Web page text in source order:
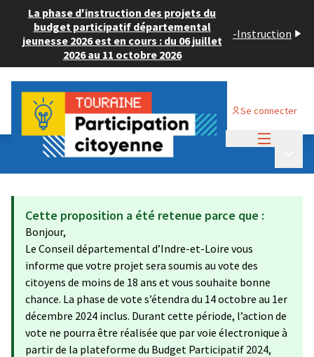
La phase d'instruction des projets du
budget participatif départemental
jeunesse 2026 est en cours : du 06 juillet
2026 au 11 octobre 2026
-Instruction
Se connecter
Budget Participatif JEUNESSE 2024
💡 Consulter les projets déposés
Cette proposition a été retenue parce que :
Bonjour,
Le Conseil départemental d’Indre-et-Loire vous
informe que votre projet sera soumis au vote des
citoyens de moins de 18 ans et vous souhaite bonne
chance. La phase de vote s’étendra du 14 octobre au 1er
décembre 2024 inclus. Durant cette période, l’action de
vote ne pourra être réalisée que par voie électronique à
partir de la plateforme du Budget Participatif 2024,